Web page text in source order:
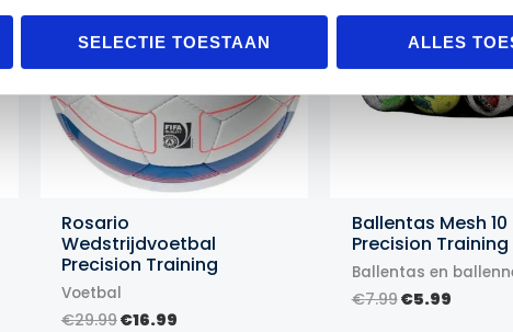
SELECTIE TOESTAAN ALLES
Rosario
Wedstrijdvoetbal
Precision Training
Voetbal
€29.99Oorspronkelijke
€16.99Huidige
Ballentas Mesh 10
Precision Training
Ballentas en
€7.99€5.99Huidige